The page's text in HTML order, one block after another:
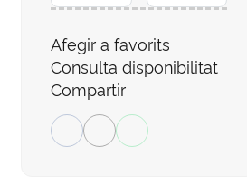
Afegir a favorits
Consulta disponibilitat
Compartir